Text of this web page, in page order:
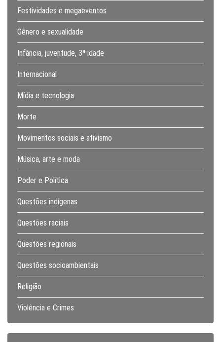
Festividades e megaeventos
Gênero e sexualidade
Infância, juventude, 3ª idade
Internacional
Mídia e tecnologia
Morte
Movimentos sociais e ativismo
Música, arte e moda
Poder e Política
Questões indígenas
Questões raciais
Questões regionais
Questões socioambientais
Religião
Violência e Crimes